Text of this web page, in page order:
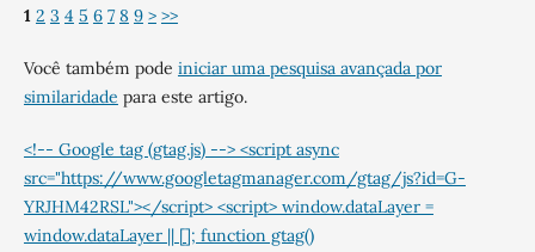
1 2 3 4 5 6 7 8 9 > >>
Você também pode iniciar uma pesquisa avançada por
similaridade para este artigo.
<!-- Google tag (gtag.js) --> <script async
src="https://www.googletagmanager.com/gtag/js?id=G-
YRJHM42RSL"></script> <script> window.dataLayer =
window.dataLayer || []; function gtag()